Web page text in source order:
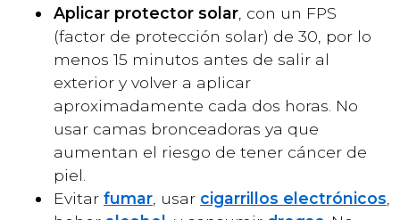
Aplicar protector solar , con un FPS
(factor de protección solar) de 30, por lo
menos 15 minutos antes de salir al
exterior y volver a aplicar
aproximadamente cada dos horas. No
usar camas bronceadoras ya que
aumentan el riesgo de tener cáncer de
piel.
Evitar fumar , usar cigarrillos electrónicos